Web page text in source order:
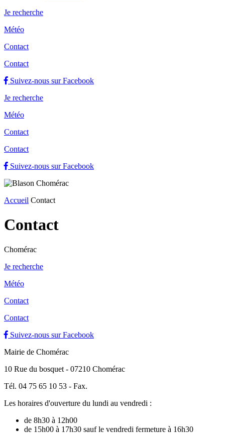
Je recherche
Météo
Contact
Contact
Suivez-nous sur Facebook
Je recherche
Météo
Contact
Contact
Suivez-nous sur Facebook
Accueil Contact
Contact
Chomérac
Je recherche
Météo
Contact
Contact
Suivez-nous sur Facebook
Mairie de Chomérac
10 Rue du bosquet - 07210 Chomérac
Tél. 04 75 65 10 53 - Fax.
Les horaires d'ouverture du lundi au vendredi :
de 8h30 à 12h00
de 15h00 à 17h30 sauf le vendredi fermeture à 16h30